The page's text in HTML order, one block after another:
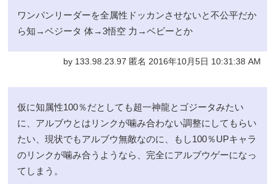
ワンパンリーダーを全属性ドッカンさせないと不公平だか
ら知→ベジータ 体→3悟空 力→ベビーとか
by 133.98.23.97 匿名 2016年10月5日 10:31:38 AM
仮に知属性100％だとしても超一神龍とゴジータみたい
に、アルブウとはリンクが噛み合わない調整にしてもらい
たい、現状でもアルブウ無敵なのに、もし100％UPキャラ
のリンクが噛み合うようなら、完全にアルブウゲーになっ
てしまう。